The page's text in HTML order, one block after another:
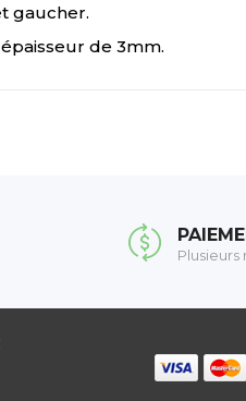
gaucher.
de 3mm.
Plusieurs